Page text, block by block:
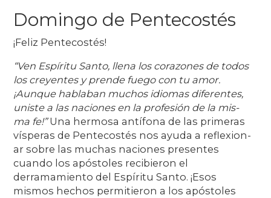
Domingo de Pentecostés
¡Feliz Pentecostés!
“Ven Espíritu Santo, llena los corazones de todos
los creyentes y prende fuego con tu amor.
¡Aunque hablaban muchos idiomas diferentes,
uniste a las naciones en la profesión de la mis-
ma fe!”Una hermosa antífona de las primeras
vísperas de Pentecostés nos ayuda a reflexion-
ar sobre las muchas naciones presentes
cuando los apóstoles recibieron el
derramamiento del Espíritu Santo. ¡Esos
mismos hechos permitieron a los apóstoles